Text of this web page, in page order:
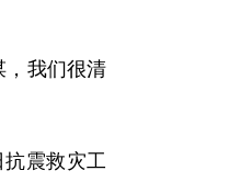
，我们很清
震救灾工